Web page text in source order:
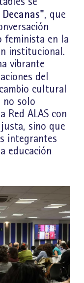
, que
feminista en la
institucional.
vibrante
del
cultural
no solo
Red ALAS con
sino que
integrantes
educación